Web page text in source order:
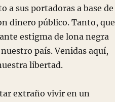
a sus portadoras a base de
dinero público. Tanto, que
estigma de lona negra
país. Venidas aquí,
libertad.
extraño vivir en un